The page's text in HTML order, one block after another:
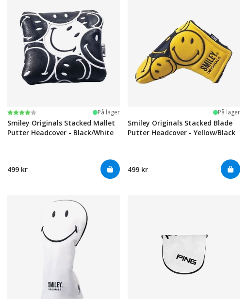
Karakter:
4.0 av 5 mulige På lager
Smiley Originals Stacked Mallet
Putter Headcover - Black/White
499 kr
På lager
Smiley Originals Stacked Blade
Putter Headcover - Yellow/Black
499 kr